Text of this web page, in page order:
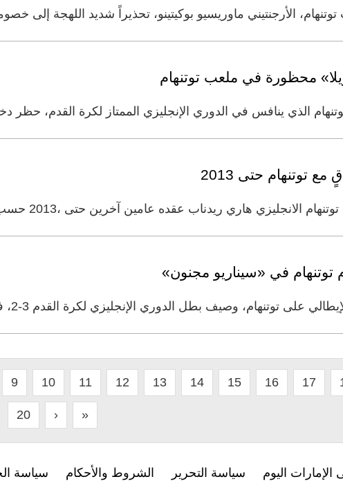
الأرجنتيني ماوريسيو بوكيتينو، تحذيراً شديد اللهجة إلى
محظورة في ملعب توتنهام
الذي ينافس في الدوري الإنجليزي الممتاز لكرة القدم، حظر
مع توتنهام حتى 2013
هاري ريدناب عقده عامين آخرين حتى ،2013 حسب ما اعلن النادي في وقت متأخر أول من أمس. وتولى
توتنهام في «سيناريو مجنون»
على توتنهام، وصيف بطل الدوري الإنجليزي لكرة القدم 3-2، في مباراة كانت نهايتها مجنونة في هاريسون
9 10 11 12 13 14 15 16 17
20 › »
اليوم سياسة التحرير الشروط والأحكام سياسة